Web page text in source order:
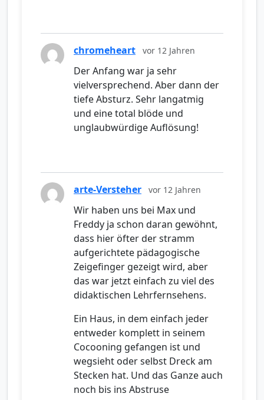
chromeheart vor 12 Jahren
Der Anfang war ja sehr
vielversprechend. Aber dann der
tiefe Absturz. Sehr langatmig
und eine total blöde und
unglaubwürdige Auflösung!
arte-Versteher vor 12 Jahren
Wir haben uns bei Max und
Freddy ja schon daran gewöhnt,
dass hier öfter der stramm
aufgerichtete pädagogische
Zeigefinger gezeigt wird, aber
das war jetzt einfach zu viel des
didaktischen Lehrfernsehens.
Ein Haus, in dem einfach jeder
entweder komplett in seinem
Cocooning gefangen ist und
wegsieht oder selbst Dreck am
Stecken hat. Und das Ganze auch
noch bis ins Abstruse